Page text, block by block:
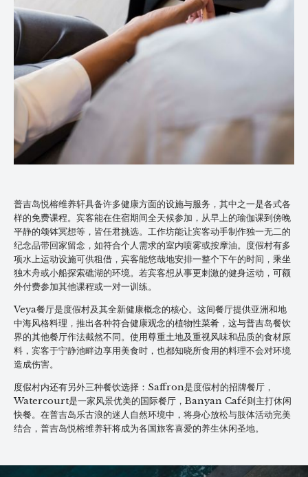
普吉岛悦榕维养轩具备许多健康方面的设施与服务，其中之一是各式各
样的免费课程。宾客能在住宿期间全天候参加，从早上的瑜伽课到傍晚
平静的颂钵冥想等，皆任君挑选。工作坊能让宾客动手制作独一无二的
纪念品带回家留念，如符合个人需求的室内喷雾或按摩油。度假村有多
项水上运动设施可供租借，宾客能悠哉地安排一整个下午的时间，乘坐
独木舟或小船探索礁湖的环境。若宾客想从事更刺激的健身运动，可额
外付费参加其他课程或一对一训练。
Veya餐厅是度假村及其全新健康概念的核心。这间餐厅提供亚洲和地
中海风格料理，推出各种符合健康观念的植物性菜肴，这与普吉岛餐饮
界的其他餐厅作法截然不同。使用尊重土地及重视风味和品质的食材原
料，宾客于宁静池畔边享用美食时，也都知晓所食用的料理不会对环境
造成伤害。
度假村内还有另外三种餐饮选择：Saffron是度假村的招牌餐厅，
Watercourt是一家风景优美的国际餐厅，Banyan Café则主打休闲
快餐。在普吉岛乐古浪的迷人自然环境中，将身心放松与肢体活动完美
结合，普吉岛悦榕维养轩将成为各国旅客喜爱的养生休闲圣地。